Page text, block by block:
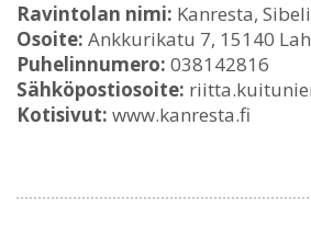
Ravintolan nimi: Kanresta,
Osoite: Ankkurikatu 7, 15140
Puhelinnumero: 038142816
Sähköpostiosoite:
Kotisivut: www.kanresta.fi